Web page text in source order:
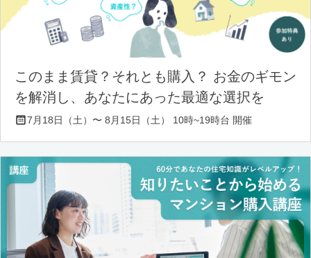
このまま賃貸？それとも購入？ お金のギモン
を解消し、あなたにあった最適な選択を
7月18日（土）〜 8月15日（土） 10時~19時台 開催